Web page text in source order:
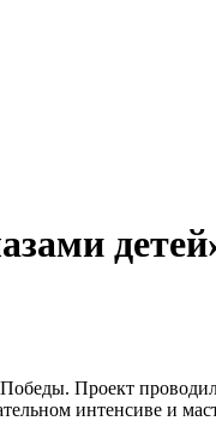
Проект
интенсиве и